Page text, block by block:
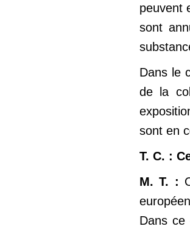
peuvent
sont
Dans le
de la
sont en
T. C. :
M. T. :
Dans ce